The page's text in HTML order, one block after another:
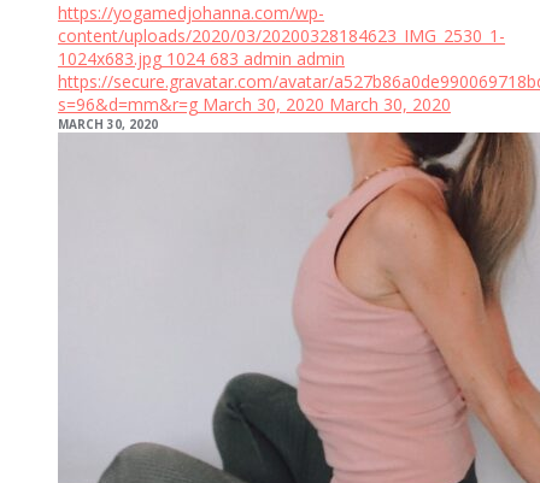
https://yogamedjohanna.com/wp-
content/uploads/2020/03/20200328184623_IMG_2530_1-
1024x683.jpg 1024 683 admin admin
https://secure.gravatar.com/avatar/
s=96&d=mm&r=g March 30, 2020 March 30, 2020
MARCH 30, 2020